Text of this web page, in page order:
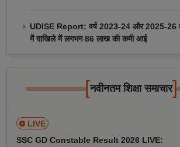
UDISE Report: वर्ष 2023-24 और 2025-26
में दाखिले में लगभग 86 लाख की कमी आई
[नवीनतम शिक्षा समाचार]
LIVE
SSC GD Constable Result 2026 LIVE: